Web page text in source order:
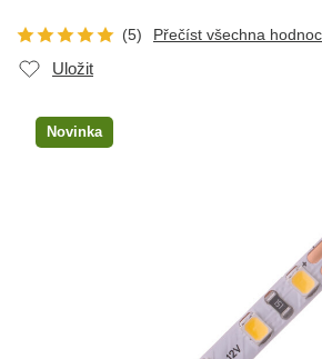
Novinka
(5) Přečíst všechna
Uložit